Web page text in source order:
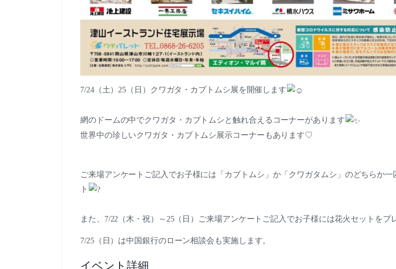
7/24（土）25（日）クワガタ・カブトムシ展を開催します
網のドームの中でクワガタ・カブトムシと触れ合えるコーナーがあります
世界中の珍しいクワガタ・カブトムシ展示コーナーもあります♡
ご来場アンケートご記入でお子様には「カブトムシ」か「クワガタムシ」のどちらか一
ト
また、7/22（木・祝）～25（日）ご来場アンケートご記入でお子様には花火セットをプ
7/25（日）は中国銀行のローン相談会も実施します。
イベント詳細